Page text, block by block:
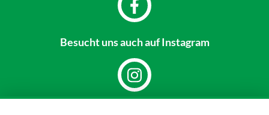
Besucht unsauch auf Instagram